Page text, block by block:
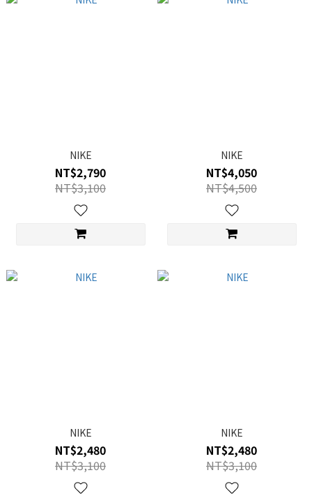
NIKE
NT$2,790
NT$3,100
NIKE
NT$4,050
NT$4,500
NIKE
NT$2,480
NT$3,100
NIKE
NT$2,480
NT$3,100